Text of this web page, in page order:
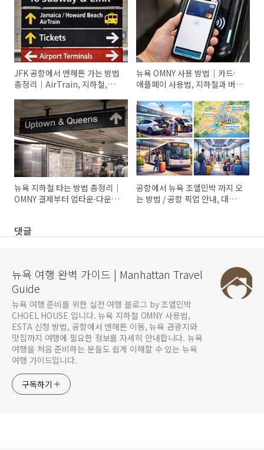
JFK 공항에서 맨해튼 가는 방법
총정리｜AirTrain, 지하철,
뉴욕 OMNY 사용 방법｜카드·
애플페이 사용법, 지하철과 버스
수하기 쉬운 포인트까지
뉴욕 지하철 타는 방법 총정리｜
OMNY 결제부터 업타운·다운타
공항에서 뉴욕 조엘민박 까지 오
는 방법 / 공항 픽업 안내, 대중교
댓글
뉴욕 여행 완벽 가이드 | Manhattan Travel
Guide
뉴욕 여행 준비를 위한 실전 여행 블로그 by 조엘민박
CHOEL HOUSE 입니다. 뉴욕 지하철 OMNY 사용법,
ESTA 신청 방법, 공항에서 맨해튼 이동, 뉴욕 관광지와
맛집까지 여행에 필요한 정보를 자세히 안내합니다. 뉴욕
여행을 처음 준비하는 분들도 쉽게 이해할 수 있는 뉴욕
여행 가이드입니다.
구독하기